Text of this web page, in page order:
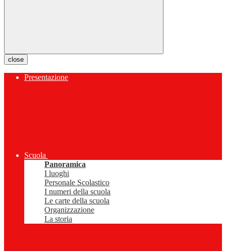
close
Presentazione
Scuola
Panoramica
I luoghi
Personale Scolastico
I numeri della scuola
Le carte della scuola
Organizzazione
La storia